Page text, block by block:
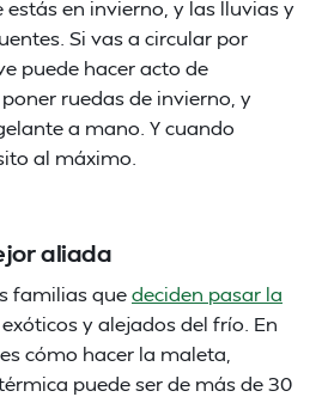
estás en invierno, y las lluvias y
Si vas a circular por
puede hacer acto de
ruedas de invierno, y
a mano. Y cuando
al máximo.
aliada
familias quedeciden pasar la
y alejados del frío. En
cómo hacer la maleta,
puede ser de más de 30